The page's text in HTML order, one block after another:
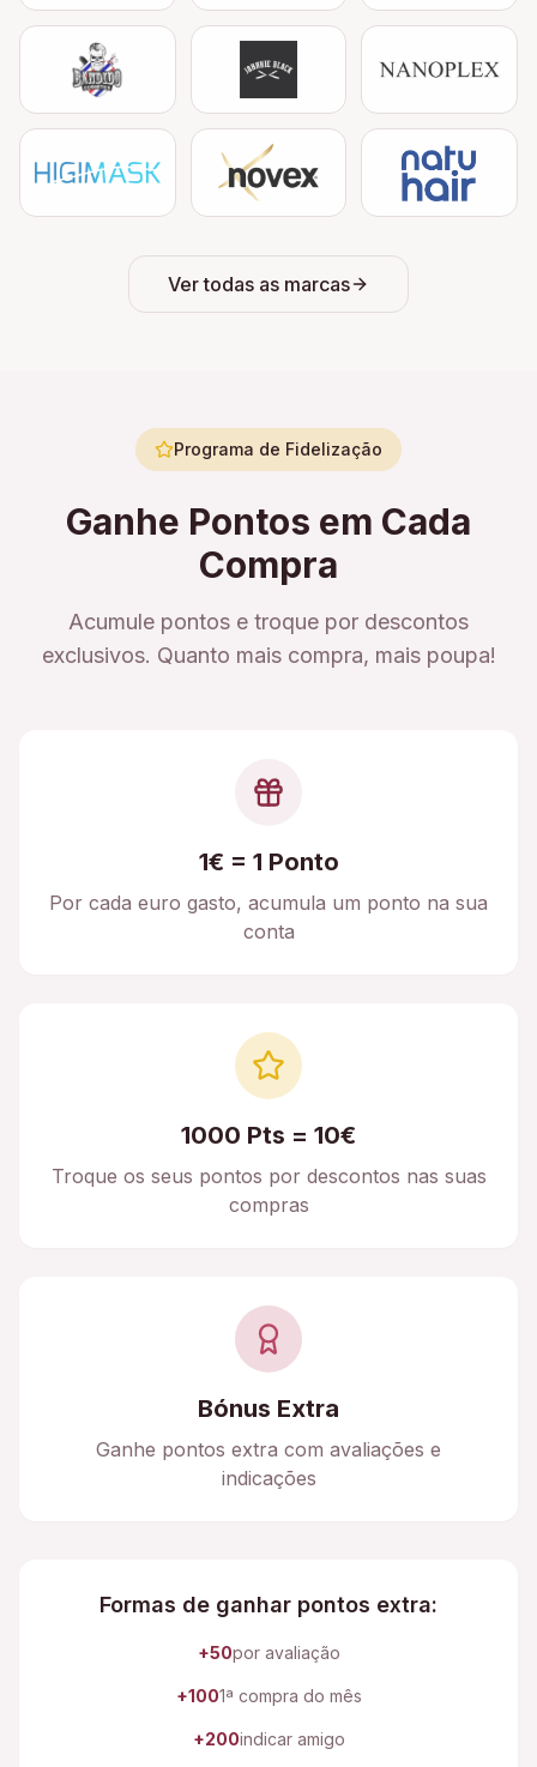
Ver todas as marcas
Programa de Fidelização
Ganhe Pontos em Cada
Compra
Acumule pontos e troque por descontos
exclusivos. Quanto mais compra, mais poupa!
1€ = 1 Ponto
Por cada euro gasto, acumula um ponto na sua
conta
1000 Pts = 10€
Troque os seus pontos por descontos nas suas
compras
Bónus Extra
Ganhe pontos extra com avaliações e
indicações
Formas de ganhar pontos extra:
+50por avaliação
+1001ª compra do mês
+200indicar amigo